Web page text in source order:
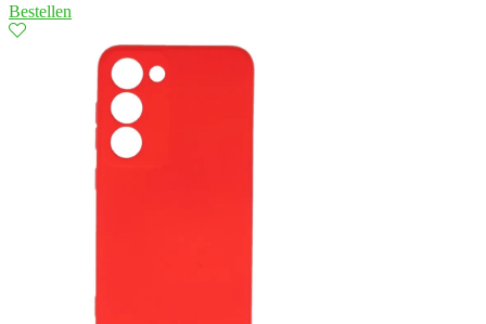
Bestellen